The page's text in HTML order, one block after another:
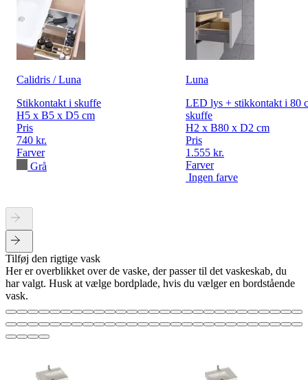
Calidris / Luna
Stikkontakt i skuffe
H5 x B5 x D5 cm
Pris
740 kr.
Farver
Grå
Luna
LED lys + stikkontakt i 80
skuffe
H2 x B80 x D2 cm
Pris
1.555 kr.
Farver
Ingen farve
Tilføj den rigtige vask
Her er overblikket over de vaske, der passer til det vaskeskab, du
har valgt. Husk at vælge bordplade, hvis du vælger en bordstående
vask.